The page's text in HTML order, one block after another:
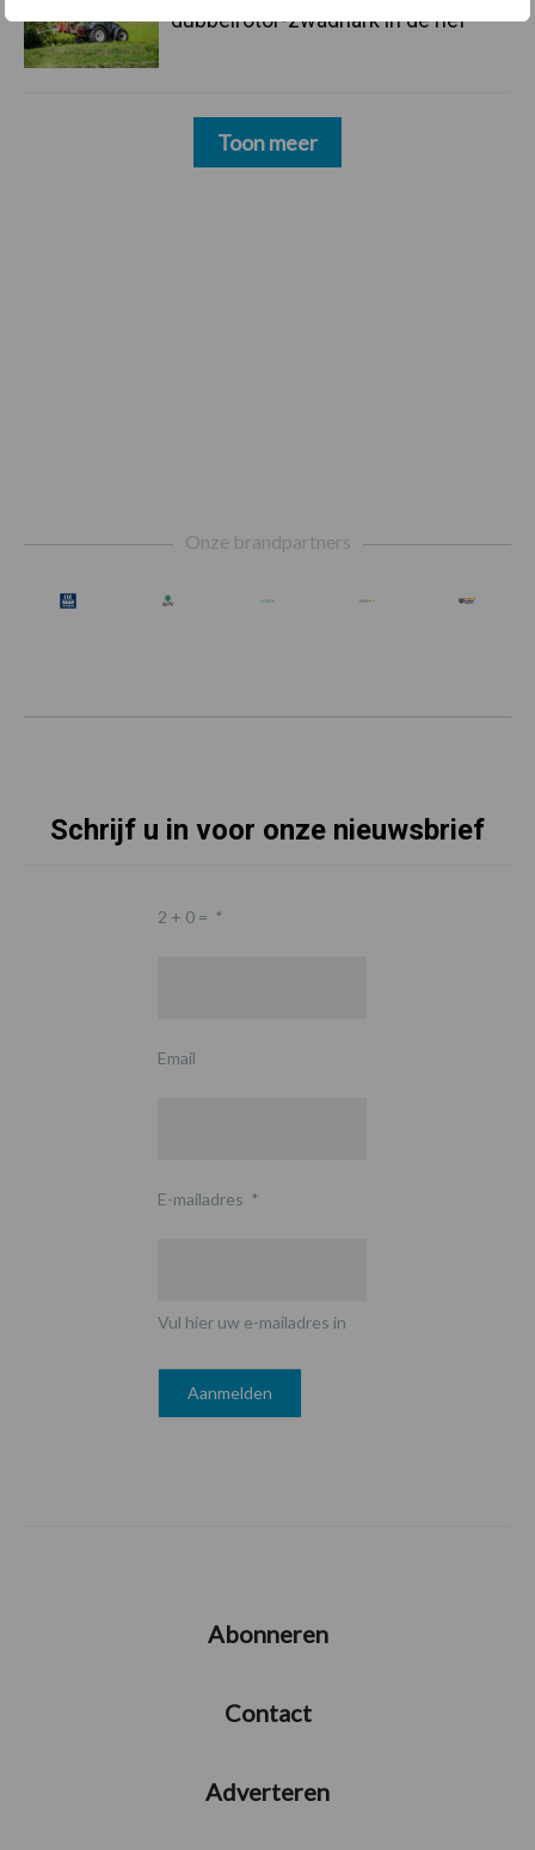
dubbelrotor-zwadhark in de hef
Toon meer
Onze brandpartners
Schrijf u in voor onze nieuwsbrief
2 + 0 = *
Email
E-mailadres *
Vul hier uw e-mailadres in
Abonneren
Contact
Adverteren